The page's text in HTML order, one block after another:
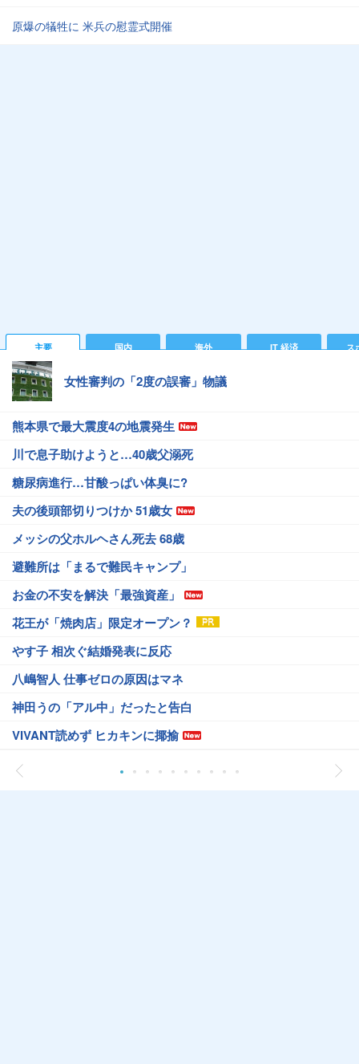
原爆の犠牲に 米兵の慰霊式開催
主要 国内 海外 IT 経済 ス
女性審判の「2度の誤審」物議
熊本県で最大震度4の地震発生
川で息子助けようと…40歳父溺死
糖尿病進行…甘酸っぱい体臭に?
夫の後頭部切りつけか 51歳女
メッシの父ホルヘさん死去 68歳
避難所は「まるで難民キャンプ」
お金の不安を解決「最強資産」
花王が「焼肉店」限定オープン？
やす子 相次ぐ結婚発表に反応
八嶋智人 仕事ゼロの原因はマネ
神田うの「アル中」だったと告白
VIVANT読めず ヒカキンに揶揄